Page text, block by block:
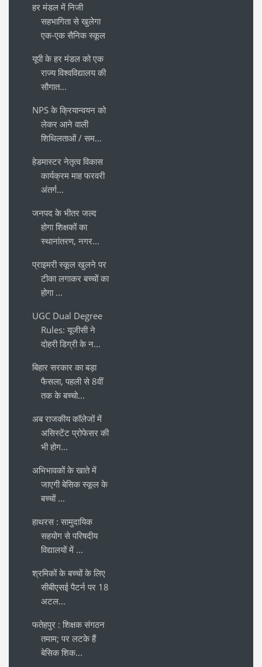
हर मंडल में निजी
सहभागिता से खुलेगा
एक-एक सैनिक स्कूल
यूपी के हर मंडल को एक
राज्य विश्वविद्यालय की
सौगात...
NPS के क्रियान्वयन को
लेकर आने वाली
शिथिलताओं / सम...
हेडमास्टर नेतृत्व विकास
कार्यक्रम माह फरवरी
अंतर्ग...
जनपद के भीतर जल्द
होगा शिक्षकों का
स्थानांतरण, नगर...
प्राइमरी स्कूल खुलने पर
टीका लगाकर बच्चों का
होगा ...
UGC Dual Degree
Rules: यूजीसी ने
दोहरी डिग्री के न...
बिहार सरकार का बड़ा
फैसला, पहली से 8वीं
तक के बच्चो...
अब राजकीय कॉलेजों में
असिस्टेंट प्रोफेसर की
भी होग...
अभिभावकों के खाते में
जाएगी बेसिक स्कूल के
बच्चों ...
हाथरस : सामुदायिक
सहयोग से परिषदीय
विद्यालयों में ...
श्रमिकों के बच्चों के लिए
सीबीएसई पैटर्न पर 18
अटल...
फतेहपुर : शिक्षक संगठन
तमाम; पर लटके हैं
बेसिक शिक...